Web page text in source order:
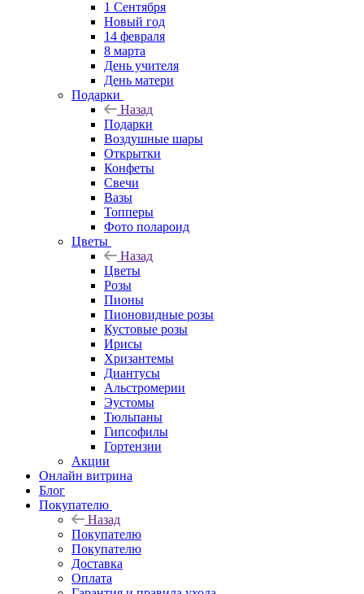
1 Сентября
Новый год
14 февраля
8 марта
День учителя
День матери
Подарки
Назад
Подарки
Воздушные шары
Открытки
Конфеты
Свечи
Вазы
Топперы
Фото полароид
Цветы
Назад
Цветы
Розы
Пионы
Пионовидные розы
Кустовые розы
Ирисы
Хризантемы
Диантусы
Альстромерии
Эустомы
Тюльпаны
Гипсофилы
Гортензии
Акции
Онлайн витрина
Блог
Покупателю
Назад
Покупателю
Покупателю
Доставка
Оплата